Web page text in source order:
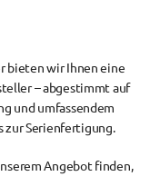
bieten wir Ihnen eine
– abgestimmt auf
und umfassendem
zur Serienfertigung.
Angebot finden,